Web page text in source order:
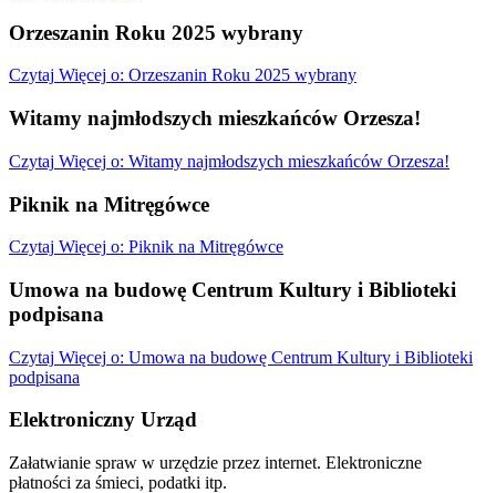
Orzeszanin Roku 2025 wybrany
Czytaj Więcej o: Orzeszanin Roku 2025 wybrany
Witamy najmłodszych mieszkańców Orzesza!
Czytaj Więcej o: Witamy najmłodszych mieszkańców Orzesza!
Piknik na Mitręgówce
Czytaj Więcej o: Piknik na Mitręgówce
Umowa na budowę Centrum Kultury i Biblioteki
podpisana
Czytaj Więcej o: Umowa na budowę Centrum Kultury i Biblioteki
podpisana
Elektroniczny Urząd
Załatwianie spraw w urzędzie przez internet. Elektroniczne
płatności za śmieci, podatki itp.